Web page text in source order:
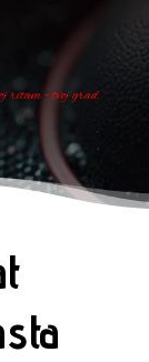
ritam - tvoj grad